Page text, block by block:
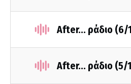
After... ράδιο (6/
After... ράδιο (5/